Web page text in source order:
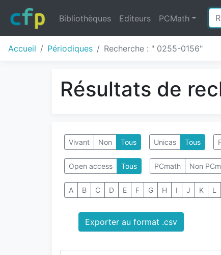
Bibliothèques Editeurs PCMath
Accueil Périodiques Recherche : " 0255-0156"
Résultats de
Vivant Non Tous Unicas Tous
Open access Tous PCmath Non
A B C D E F G H I J K L
Exporter au format .csv